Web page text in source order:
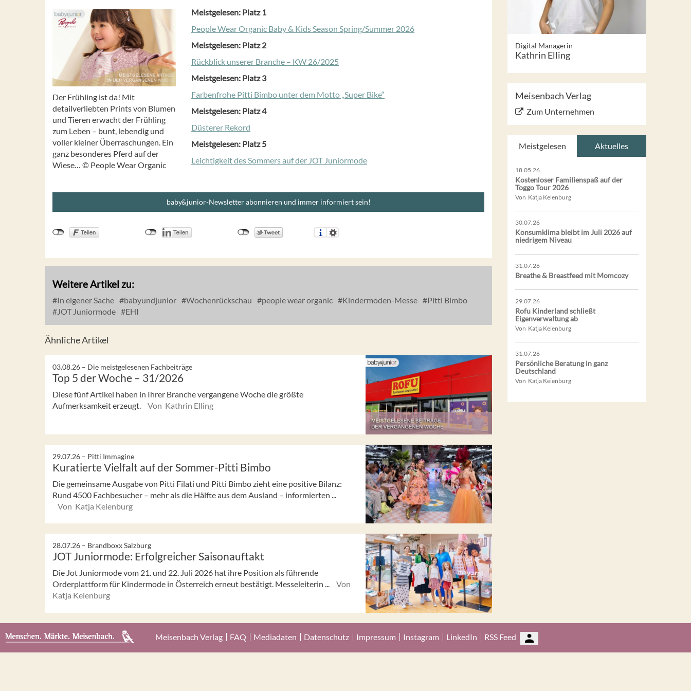
Der Frühling ist da! Mit
detailverliebten Prints von Blumen
und Tieren erwacht der Frühling
zum Leben – bunt, lebendig und
voller kleiner Überraschungen. Ein
ganz besonderes Pferd auf der
Wiese… © People Wear Organic
Meistgelesen: Platz 1
People Wear Organic Baby & Kids Season Spring/Summer 2026
Meistgelesen: Platz 2
Rückblick unserer Branche – KW 26/2025
Meistgelesen: Platz 3
Farbenfrohe Pitti Bimbo unter dem Motto „Super Bike“
Meistgelesen: Platz 4
Düsterer Rekord
Meistgelesen: Platz 5
Leichtigkeit des Sommers auf der JOT Juniormode
baby&junior-Newsletter abonnieren und immer informiert sein!
Weitere Artikel zu:
In eigener Sache babyundjunior Wochenrückschau people wear organic Kindermoden-Messe
Pitti Bimbo
JOT Juniormode
EHI
Ähnliche Artikel
03.08.26 – Die meistgelesenen Fachbeiträge
Top 5 der Woche – 31/2026
Diese fünf Artikel haben in Ihrer Branche vergangene Woche die größte
Aufmerksamkeit erzeugt.
Von Kathrin Elling
29.07.26 – Pitti Immagine
Kuratierte Vielfalt auf der Sommer-Pitti Bimbo
Die gemeinsame Ausgabe von Pitti Filati und Pitti Bimbo zieht eine positive Bilanz:
Rund 4500 Fachbesucher – mehr als die Hälfte aus dem Ausland – informierten ...
Von Katja Keienburg
28.07.26 – Brandboxx Salzburg
JOT Juniormode: Erfolgreicher Saisonauftakt
Die Jot Juniormode vom 21. und 22. Juli 2026 hat ihre Position als führende
Orderplattform für Kindermode in Österreich erneut bestätigt. Messeleiterin ...
Von
Katja Keienburg
Digital Managerin
Kathrin Elling
Meisenbach Verlag
Zum Unternehmen
Meistgelesen Aktuelles
18.05.26
Kostenloser Familienspaß auf der
Toggo Tour 2026
Von Katja Keienburg
30.07.26
Konsumklima bleibt im Juli 2026 auf
niedrigem Niveau
31.07.26
Breathe & Breastfeed mit Momcozy
29.07.26
Rofu Kinderland schließt
Eigenverwaltung ab
Von Katja Keienburg
31.07.26
Persönliche Beratung in ganz
Deutschland
Von Katja Keienburg
Meisenbach Verlag FAQ Mediadaten Datenschutz Impressum Instagram LinkedIn RSS Feed